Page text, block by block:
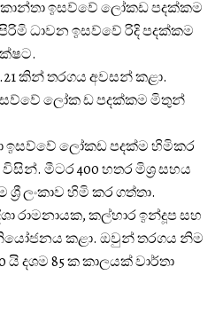
ඉසව්වේ ලෝකඩ පදක්කම
ධාවන ඉසව්වේ රිදි පදක්කම
කින් තරගය අවසන් කළා.
ලෝක ඩ පදක්කම මිතුන්
ඉසව්වේ ලෝකඩ පදක්ම හිමිකර
මීටර 400 හතර මිශ්‍ර සහය
ලංකාව හිමි කර ගත්තා.
රාමනායක, කල්හාර ඉන්දූප සහ
කළා. ඔවුන් තරගය නිම
දශම 85 ක කාලයක් වාර්තා